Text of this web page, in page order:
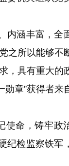
内涵丰富，全
之所以能够不
，具有重大的
章”获得者来
命，铸牢政
纪检监察铁军